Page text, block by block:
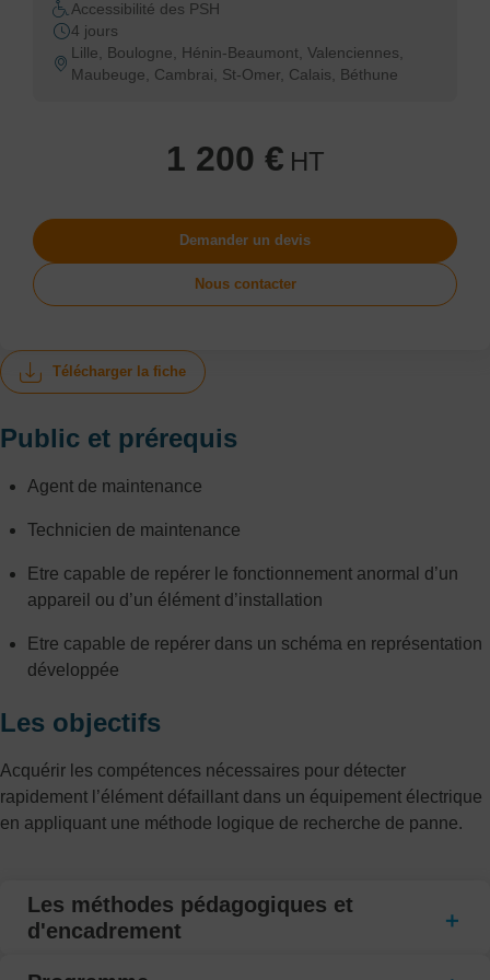
Télécharger la fiche
Public et prérequis
Agent de maintenance
Technicien de maintenance
Etre capable de repérer le fonctionnement anormal d’un
appareil ou d’un élément d’installation
Etre capable de repérer dans un schéma en représentation
développée
Les objectifs
Acquérir les compétences nécessaires pour détecter
rapidement l’élément défaillant dans un équipement électrique
en appliquant une méthode logique de recherche de panne.
Les méthodes pédagogiques et
d'encadrement
Accessibilité des PSH
4 jours
Lille, Boulogne, Hénin-Beaumont, Valenciennes,
Maubeuge, Cambrai, St-Omer, Calais, Béthune
1 200 € HT
Demander un devis
Nous contacter